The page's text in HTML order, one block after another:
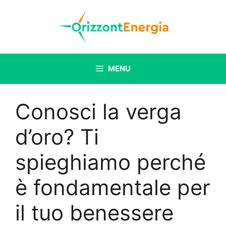
MENU
Conosci la verga
d’oro? Ti
spieghiamo perché
è fondamentale per
il tuo benessere